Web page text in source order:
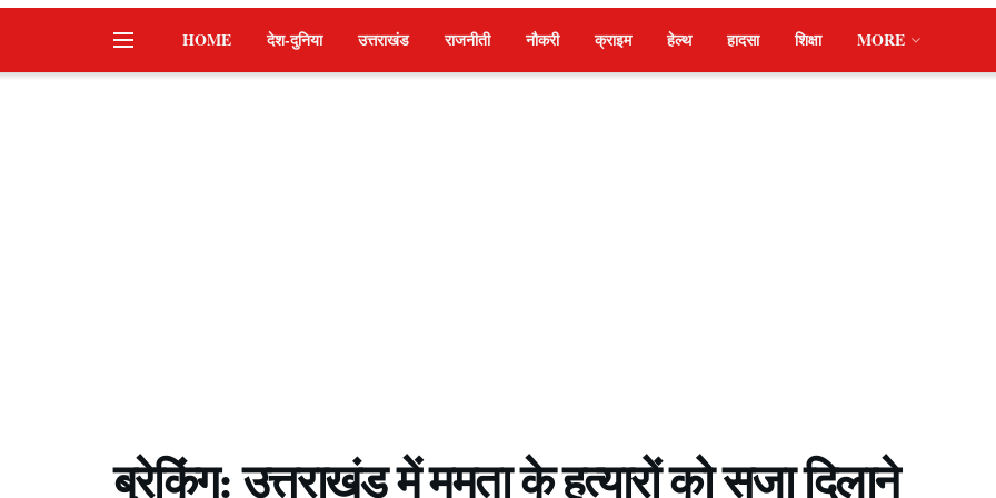
HOME देश-दुनिया उत्तराखंड राजनीती नौकरी क्राइम हेल्थ हादसा शिक्षा MORE
ब्रेकिंग: उत्तराखंड में ममता के हत्यारों को सजा दिलाने